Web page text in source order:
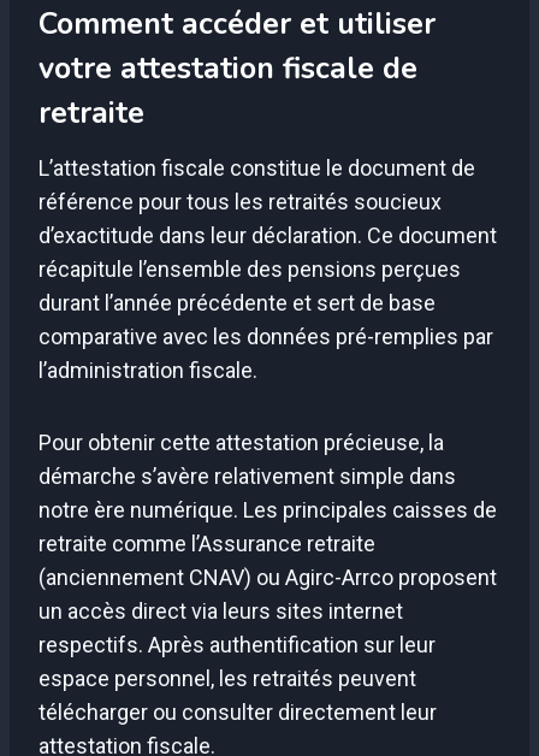
Comment accéder et utiliser
votre attestation fiscale de
retraite
L’attestation fiscale constitue le document de
référence pour tous les retraités soucieux
d’exactitude dans leur déclaration. Ce document
récapitule l’ensemble des pensions perçues
durant l’année précédente et sert de base
comparative avec les données pré-remplies par
l’administration fiscale.
Pour obtenir cette attestation précieuse, la
démarche s’avère relativement simple dans
notre ère numérique. Les principales caisses de
retraite comme l’Assurance retraite
(anciennement CNAV) ou Agirc-Arrco proposent
un accès direct via leurs sites internet
respectifs. Après authentification sur leur
espace personnel, les retraités peuvent
télécharger ou consulter directement leur
attestation fiscale.